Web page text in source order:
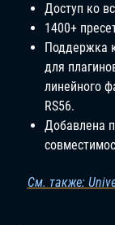
Доступ ко
1400+
Поддержка
для
линейного
RS56.
Добавлена
См. также: